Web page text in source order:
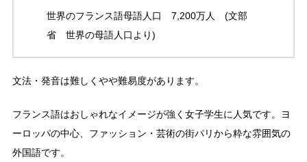
世界のフランス語母語人口 7,200万人 (文部
省 世界の母語人口より)
文法・発音は難しくやや難易度があります。
フランス語はおしゃれなイメージが強く女子学生に人気です。ヨ
ーロッパの中心、ファッション・芸術の街パリから粋な雰囲気の
外国語です。